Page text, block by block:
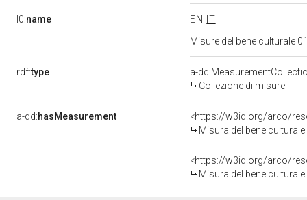
l0:name EN
IT
Misure del bene culturale
rdf:type
a-
Collezione di misure
a-dd:hasMeasurement
<https://w3id.org/arco/
Misura del bene
<https://w3id.org/arco/
Misura del bene